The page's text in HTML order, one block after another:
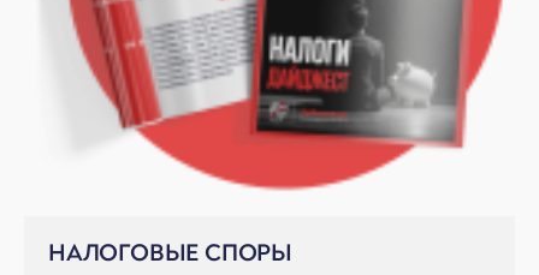
НАЛОГОВЫЕ СПОРЫ